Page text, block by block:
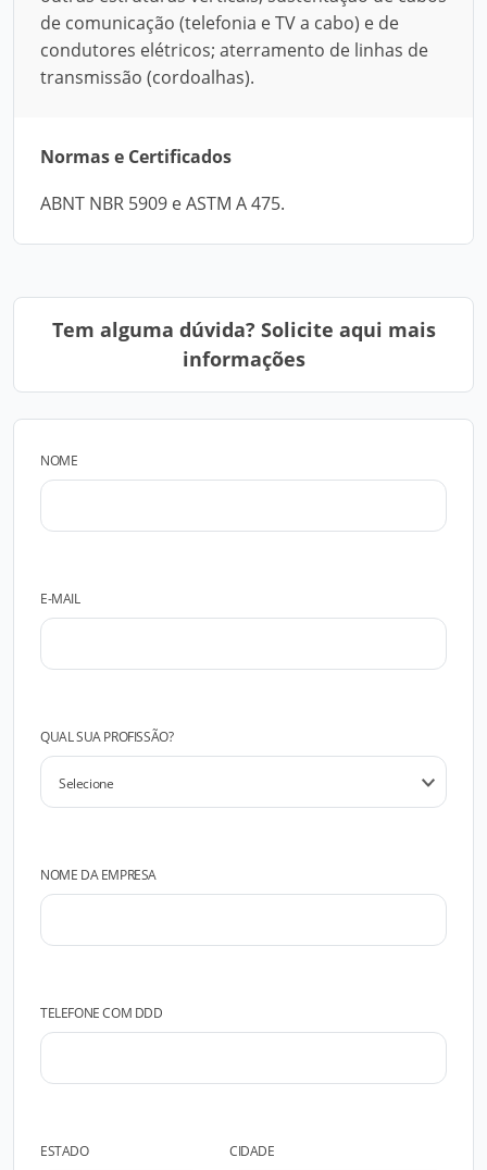
de comunicação (telefonia e TV a cabo) e de
condutores elétricos; aterramento de linhas de
transmissão (cordoalhas).
Normas e Certificados
ABNT NBR 5909 e ASTM A 475.
Tem alguma dúvida? Solicite aqui mais
informações
NOME
E-MAIL
QUAL SUA PROFISSÃO?
NOME DA EMPRESA
TELEFONE COM DDD
ESTADO CIDADE